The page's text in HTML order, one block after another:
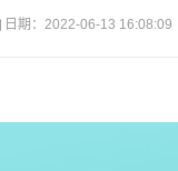
日期：2022-06-13 16:08:09